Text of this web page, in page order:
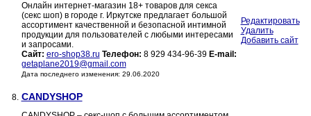
Онлайн интернет-магазин 18+ товаров для секса
(секс шоп) в городе г. Иркутске предлагает большой
ассортимент качественной и безопасной интимной
продукции для пользователей с любыми интересами
и запросами.
Сайт: ero-shop38.ru Телефон: 8 929 434-96-39 E-mail:
getaplane2019@gmail.com
Дата последнего изменения: 29.06.2020
Редактировать
Удалить
Добавить сайт
8. CANDYSHOP